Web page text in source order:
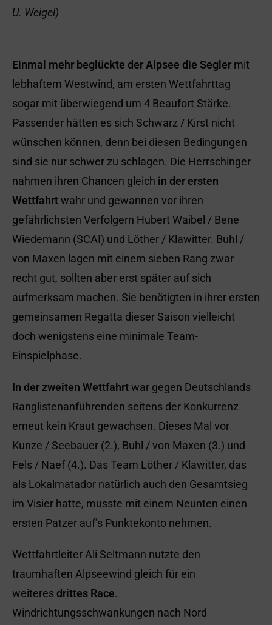
U. Weigel)
Einmal mehr beglückte der Alpsee die Segler mit
lebhaftem Westwind, am ersten Wettfahrttag
sogar mit überwiegend um 4 Beaufort Stärke.
Passender hätten es sich Schwarz / Kirst nicht
wünschen können, denn bei diesen Bedingungen
sind sie nur schwer zu schlagen. Die Herrschinger
nahmen ihren Chancen gleich in der ersten
Wettfahrtwahr und gewannen vor ihren
gefährlichsten Verfolgern Hubert Waibel / Bene
Wiedemann (SCAI) und Löther / Klawitter. Buhl /
von Maxen lagen mit einem sieben Rang zwar
recht gut, sollten aber erst später auf sich
aufmerksam machen. Sie benötigten in ihrer ersten
gemeinsamen Regatta dieser Saison vielleicht
doch wenigstens eine minimale Team-
Einspielphase.
In der zweiten Wettfahrtwar gegen Deutschlands
Ranglistenanführenden seitens der Konkurrenz
erneut kein Kraut gewachsen. Dieses Mal vor
Kunze / Seebauer (2.), Buhl / von Maxen (3.) und
Fels / Naef (4.). Das Team Löther / Klawitter, das
als Lokalmatador natürlich auch den Gesamtsieg
im Visier hatte, musste mit einem Neunten einen
ersten Patzer auf’s Punktekonto nehmen.
Wettfahrtleiter Ali Seltmann nutzte den
traumhaften Alpseewind gleich für ein
weiteres drittes Race.
Windrichtungsschwankungen nach Nord